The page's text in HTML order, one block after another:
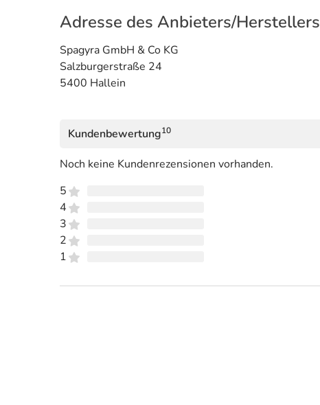
Adresse des Anbieters/Herstellers
Spagyra GmbH & Co KG
Salzburgerstraße 24
5400 Hallein
Kundenbewertung10
Noch keine Kundenrezensionen vorhanden.
5
4
3
2
1